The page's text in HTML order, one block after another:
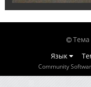
Тема
Язык
Community